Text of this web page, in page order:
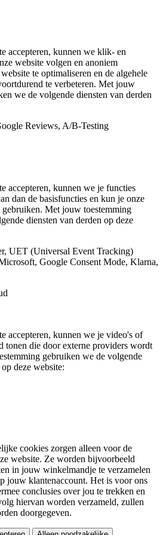
accepteren, kunnen we klik- en
website volgen en anoniem
te optimaliseren en de algehele
te verbeteren. Met jouw
we de volgende diensten van derden
Reviews, A/B-Testing
accepteren, kunnen we je functies
dan de basisfuncties en kun je onze
Met jouw toestemming
diensten van derden op deze
UET (Universal Event Tracking)
Google Consent Mode, Klarna,
accepteren, kunnen we je video's of
tonen die door externe providers wordt
gebruiken we de volgende
deze website:
cookies zorgen alleen voor de
website. Ze worden bijvoorbeeld
in jouw winkelmandje te verzamelen
jouw klantenaccount. Het is voor ons
conclusies over jou te trekken en
hiervan worden verzameld, zullen
doorgegeven.